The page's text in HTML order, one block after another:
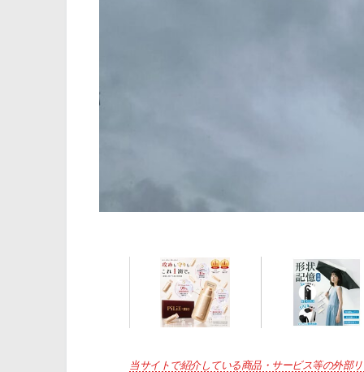
当サイトで紹介している商品・サービス等の外部